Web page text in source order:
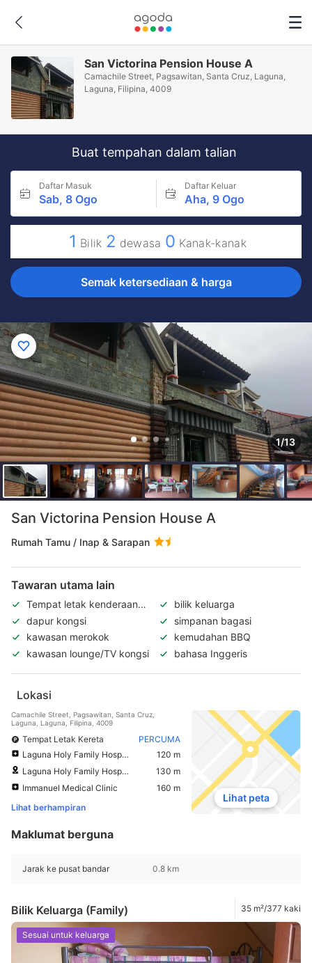
San Victorina Pension House A
Camachile Street, Pagsawitan, Santa Cruz, Laguna,
Laguna, Filipina, 4009
Buat tempahan dalam talian
Daftar Masuk
Sab, 8 Ogo
Daftar Keluar
Aha, 9 Ogo
1 Bilik 2 dewasa 0 Kanak-kanak
Semak ketersediaan & harga
1/13
San Victorina Pension House A
Rumah Tamu / Inap & Sarapan
Tawaran utama lain
Tempat letak kenderaan
percuma
bilik keluarga
dapur kongsi
simpanan bagasi
kawasan merokok
kemudahan BBQ
kawasan lounge/TV kongsi
bahasa Inggeris
Lokasi
Camachile Street, Pagsawitan, Santa Cruz,
Laguna, Laguna, Filipina, 4009
Tempat Letak Kereta
PERCUMA
Laguna Holy Family Hospital
120 m
Laguna Holy Family Hospital Doctors Parking
130 m
Immanuel Medical Clinic
160 m
Lihat berhampiran
Lihat peta
Maklumat berguna
Jarak ke pusat bandar 0.8 km
Bilik Keluarga (Family) 35 m²/377 kaki
Sesuai untuk keluarga